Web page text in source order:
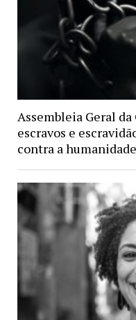
Assembleia Geral
escravos e
contra a